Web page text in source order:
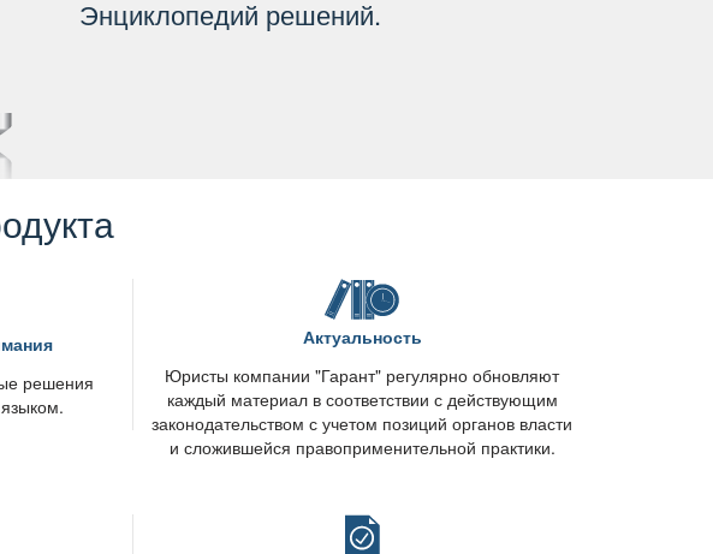
Энциклопедий решений.
решения
Актуальность
Юристы компании "Гарант" регулярно обновляют
каждый материал в соответствии с действующим
законодательством с учетом позиций органов власти
и сложившейся правоприменительной практики.